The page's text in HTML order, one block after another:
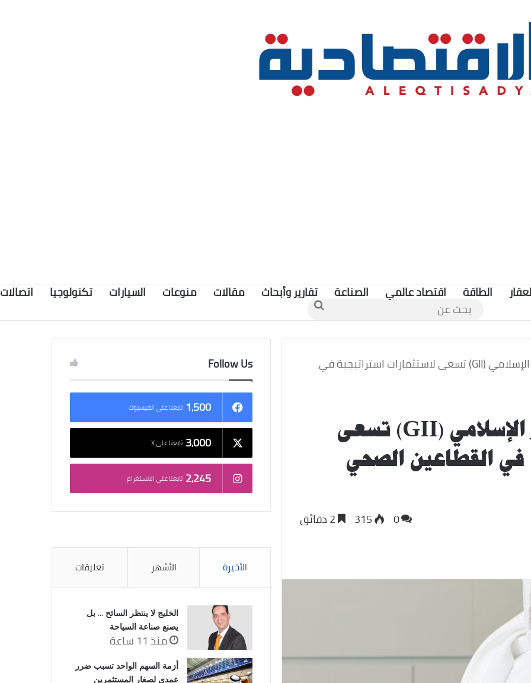
الطاقة اقتصاد عالمي الصناعة تقارير وأبحاث مقالات منوعات السيارات تكنولوجيا اتصالات
بحث
عن
شركة الخليج للاستثمار الإسلامي (GII) تسعى لاستثمارات استراتيجية في
شركة الخليج للاستثمار الإسلامي (GII) تسعى
في القطاعين الصحي
0
315
Follow Us
1٬500 تابعنا على الفيسبوك
3٬000 تابعنا على X
2٬245 تابعنا على الانستغرام
الأخيرة الأشهر تعليقات
الخليج لا ينتظر السائح … بل
يصنع صناعة السياحة
منذ 11 ساعة
أزمة السهم الواحد تسبب ضرر
عمدي لصغار المستثمرين